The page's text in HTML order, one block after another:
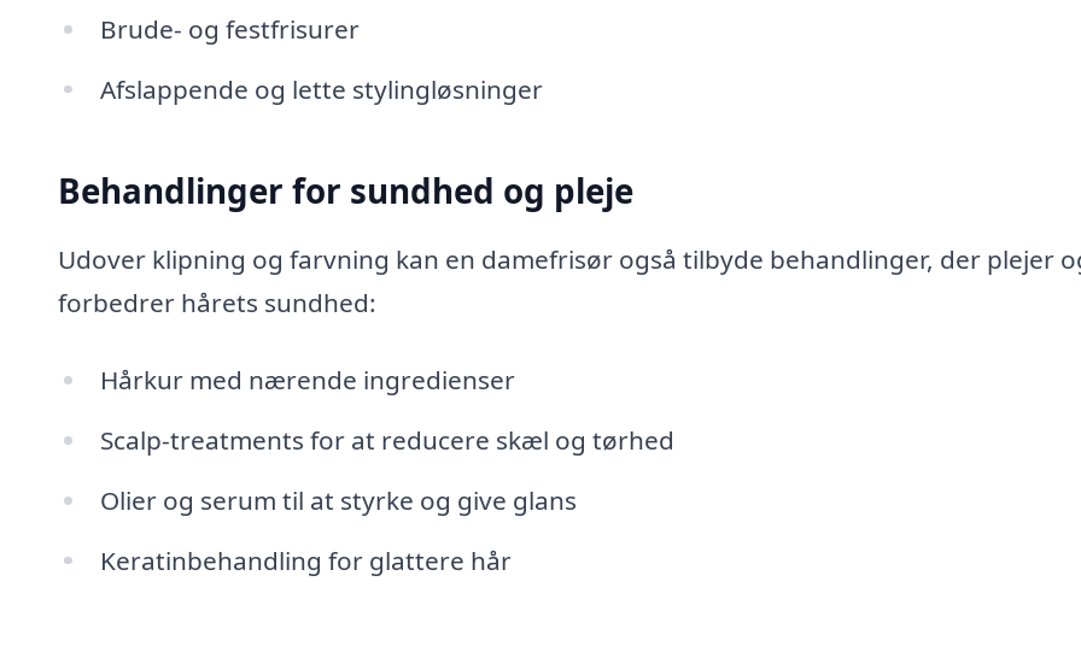
Brude- og festfrisurer
Afslappende og lette stylingløsninger
Behandlinger for sundhed og pleje
Udover klipning og farvning kan en damefrisør også tilbyde behandlinger, der plejer
forbedrer hårets sundhed:
Hårkur med nærende ingredienser
Scalp-treatments for at reducere skæl og tørhed
Olier og serum til at styrke og give glans
Keratinbehandling for glattere hår